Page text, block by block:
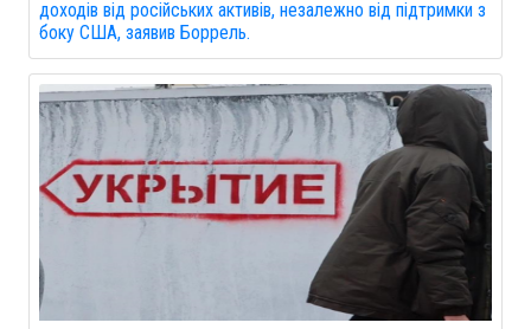
доходів від російських активів, незалежно від підтримки з
боку США, заявив Боррель.